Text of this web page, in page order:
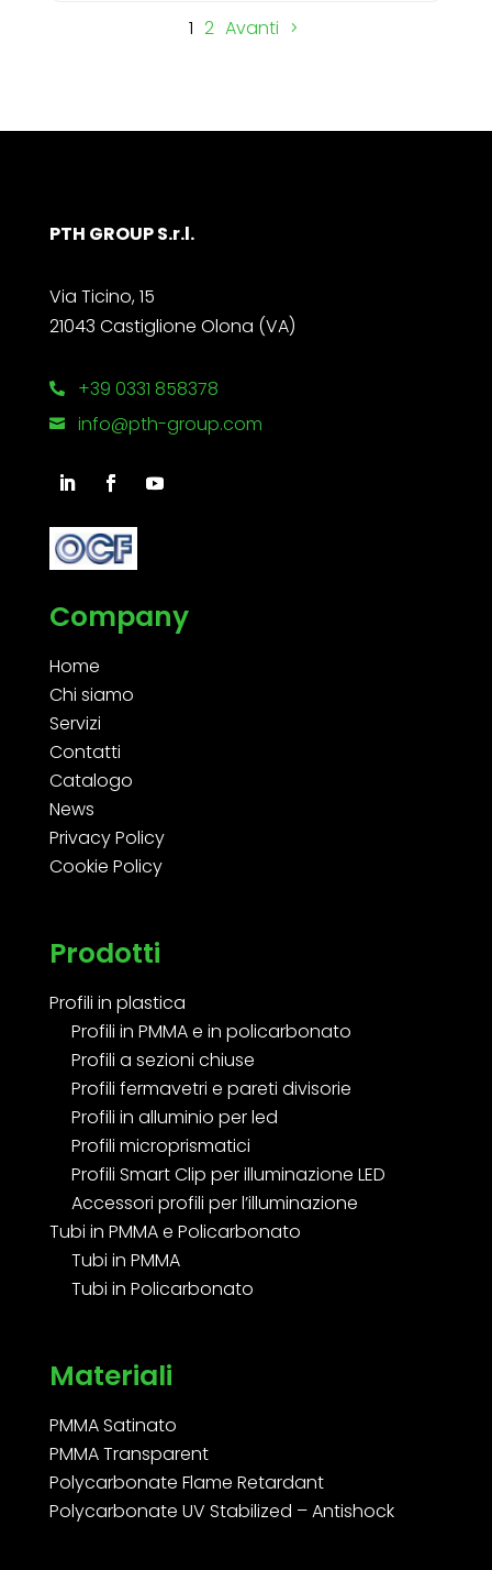
1 2 Avanti
PTH GROUP S.r.l.
Via Ticino, 15
21043 Castiglione Olona (VA)
 +39 0331 858378
 info@pth-group.com
Company
Home
Chi siamo
Servizi
Contatti
Catalogo
News
Privacy Policy
Cookie Policy
Prodotti
Profili in plastica
Profili in PMMA e in policarbonato
Profili a sezioni chiuse
Profili fermavetri e pareti divisorie
Profili in alluminio per led
Profili microprismatici
Profili Smart Clip per illuminazione LED
Accessori profili per l’illuminazione
Tubi in PMMA e Policarbonato
Tubi in PMMA
Tubi in Policarbonato
Materiali
PMMA Satinato
PMMA Transparent
Polycarbonate Flame Retardant
Polycarbonate UV Stabilized – Antishock